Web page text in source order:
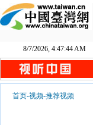
8/7/2026, 4:47:44 AM
首页-视频-推荐视频